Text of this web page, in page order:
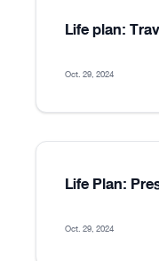
Life plan:
Oct. 29, 2024
Life Plan:
Oct. 29, 2024